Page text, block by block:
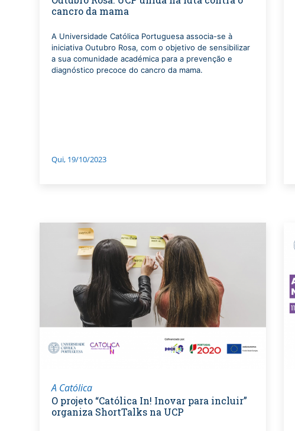
cancro da mama
A Universidade Católica Portuguesa associa-se à
iniciativa Outubro Rosa, com o objetivo de sensibilizar
a sua comunidade académica para a prevenção e
diagnóstico precoce do cancro da mama.
Qui, 19/10/2023
A Católica
O projeto “Católica In! Inovar para incluir”
organiza ShortTalks na UCP